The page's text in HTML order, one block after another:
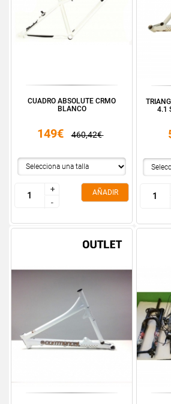
CUADRO ABSOLUTE CRMO
BLANCO
149€ 460,42€
+
-
+
-
AÑADIR
4.1